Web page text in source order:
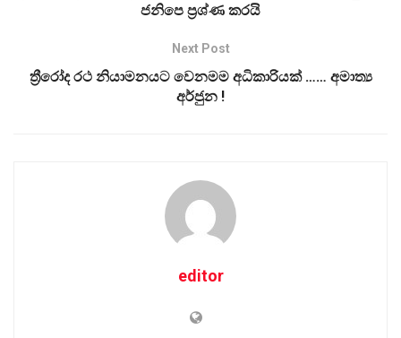
ජනිපෙ ප්‍රශ්ණ කරයි
Next Post
ත්‍රීරෝද රථ නියාමනයට වෙනමම අධිකාරියක් …… අමාත්‍ය
අර්ජුන !
editor